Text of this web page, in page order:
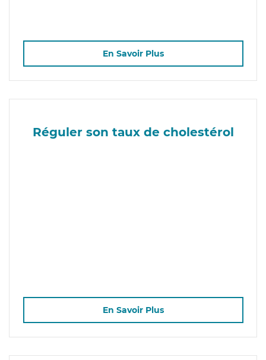
En Savoir Plus
Réguler son taux de cholestérol
En Savoir Plus